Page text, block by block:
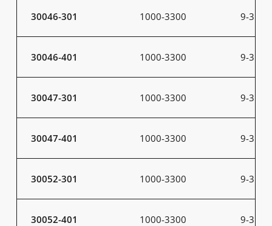
30046-301 1000-3300 9-31
30046-401 1000-3300 9-31
30047-301 1000-3300 9-31
30047-401 1000-3300 9-31
30052-301 1000-3300 9-31
30052-401 1000-3300 9-31